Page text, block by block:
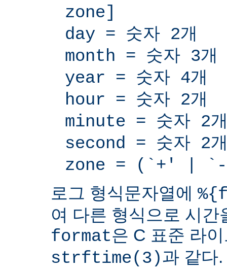
zone]
day = 숫자 2개
month = 숫자 3개
year = 숫자 4개
hour = 숫자 2개
minute = 숫자 2
second = 숫자 2
zone = (`+' | `-
로그 형식문자열에
여 다른 형식으로 시간
format은 C 표준 라
strftime(3)과 같다.